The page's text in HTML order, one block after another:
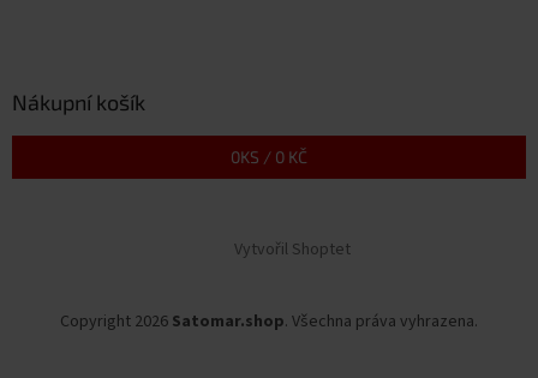
Nákupní košík
0KS / 0 KČ
Vytvořil Shoptet
Copyright 2026 Satomar.shop. Všechna práva vyhrazena.